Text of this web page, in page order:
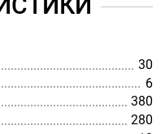
30
6
380
280